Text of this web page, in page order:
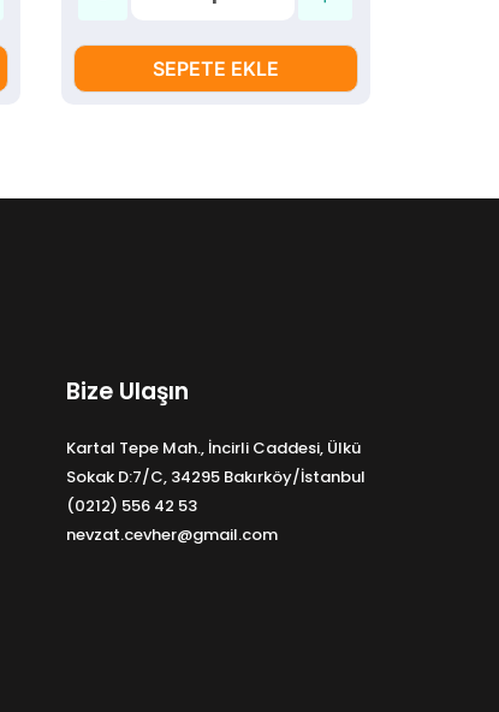
SEPETE EKLE
Bize Ulaşın
Kartal Tepe Mah., İncirli Caddesi, Ülkü
Sokak D:7/C, 34295 Bakırköy/İstanbul
(0212) 556 42 53
nevzat.cevher@gmail.com